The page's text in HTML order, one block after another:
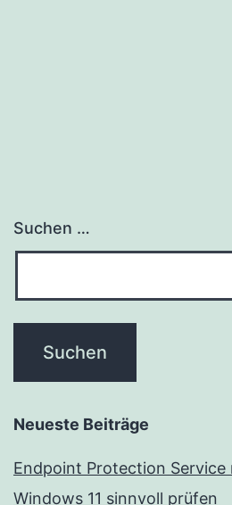
Suchen …
Neueste Beiträge
Endpoint Protection Service
Windows 11 sinnvoll prüfen